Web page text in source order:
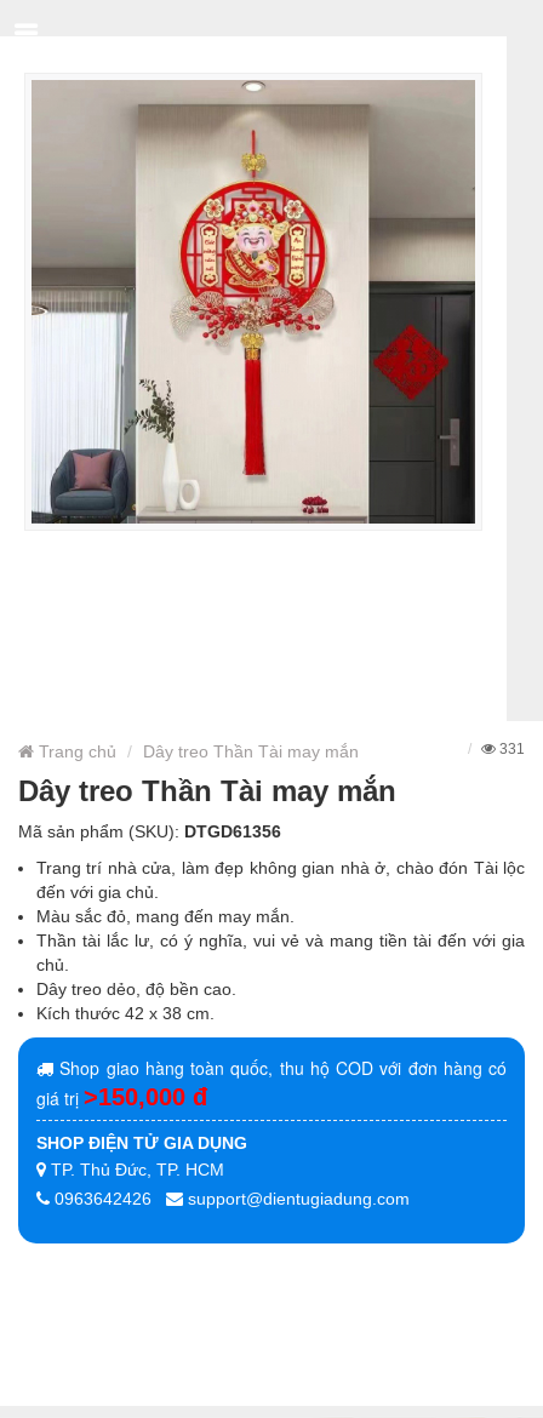
Trang chủ Dây treo Thần Tài may mắn 331
Dây treo Thần Tài may mắn
Mã sản phẩm (SKU): DTGD61356
Trang trí nhà cửa, làm đẹp không gian nhà ở, chào đón Tài lộc
đến với gia chủ.
Màu sắc đỏ, mang đến may mắn.
Thần tài lắc lư, có ý nghĩa, vui vẻ và mang tiền tài đến với gia
chủ.
Dây treo dẻo, độ bền cao.
Kích thước 42 x 38 cm.
Chất liệu: vải, hoa giả, giấy và thép cứng
Giao màu ngẫu nhiên.
Shop giao hàng toàn quốc, thu hộ COD với đơn hàng có
giá trị >150,000 đ
SHOP ĐIỆN TỬ GIA DỤNG
TP. Thủ Đức, TP. HCM
0963642426
support@dientugiadung.com